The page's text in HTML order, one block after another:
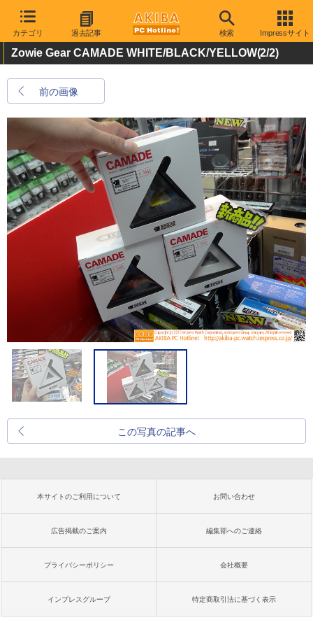
カテゴリ 過去記事 検索 Impressサイト
Zowie Gear CAMADE WHITE/BLACK/YELLOW(2/2)
前の画像
この写真の記事へ
本サイトのご利用について お問い合わせ
広告掲載のご案内 編集部へのご連絡
プライバシーポリシー 会社概要
インプレスグループ 特定商取引法に基づく表示